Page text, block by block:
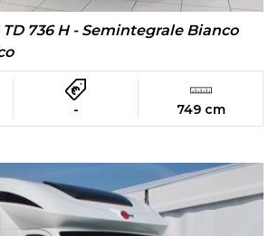
736 H - Semintegrale Bianco
- 749 cm